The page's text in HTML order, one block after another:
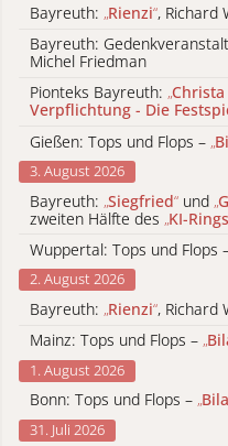
Bayreuth: „Rienzi“, Richard
Bayreuth:
Michel Friedman
Pionteks Bayreuth: „
Verpflichtung - Die
Gießen: Tops und Flops – „
3. August 2026
Bayreuth: „Siegfried“ und „
zweiten Hälfte des „KI-Rings
Wuppertal: Tops und Flops
2. August 2026
Bayreuth: „Rienzi“, Richard
Mainz: Tops und Flops – „
1. August 2026
Bonn: Tops und Flops – „
31. Juli 2026